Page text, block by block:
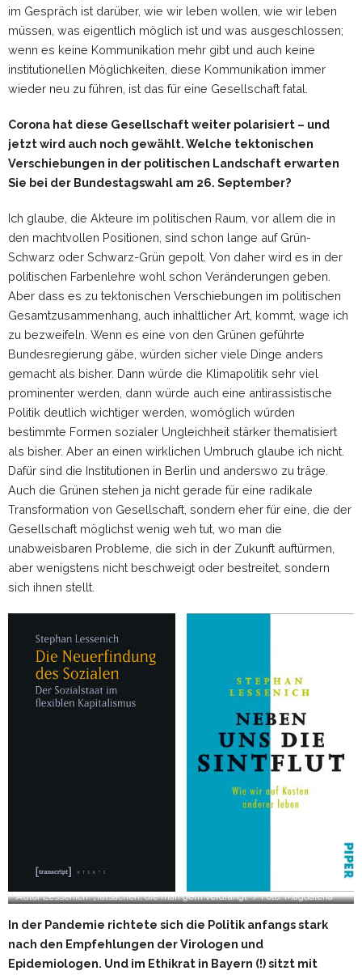
im Gespräch ist darüber, wie wir leben wollen, wie wir leben
müssen, was eigentlich möglich ist und was ausgeschlossen;
wenn es keine Kommunikation mehr gibt und auch keine
institutionellen Möglichkeiten, diese Kommunikation immer
wieder neu zu führen, ist das für eine Gesellschaft fatal.
Corona hat diese Gesellschaft weiter polarisiert – und
jetzt wird auch noch gewählt. Welche tektonischen
Verschiebungen in der politischen Landschaft erwarten
Sie bei der Bundestagswahl am 26. September?
Ich glaube, die Akteure im politischen Raum, vor allem die in
den machtvollen Positionen, sind schon lange auf Grün-
Schwarz oder Schwarz-Grün gepolt. Von daher wird es in der
politischen Farbenlehre wohl schon Veränderungen geben.
Aber dass es zu tektonischen Verschiebungen im politischen
Gesamtzusammenhang, auch inhaltlicher Art, kommt, wage ich
zu bezweifeln. Wenn es eine von den Grünen geführte
Bundesregierung gäbe, würden sicher viele Dinge anders
gemacht als bisher. Dann würde die Klimapolitik sehr viel
prominenter werden, dann würde auch eine antirassistische
Politik deutlich wichtiger werden, womöglich würden
bestimmte Formen sozialer Ungleichheit stärker thematisiert
als bisher. Aber an einen wirklichen Umbruch glaube ich nicht.
Dafür sind die Institutionen in Berlin und anderswo zu träge.
Auch die Grünen stehen ja nicht gerade für eine radikale
Transformation von Gesellschaft, sondern eher für eine, die der
Gesellschaft möglichst wenig weh tut, wo man die
unabweisbaren Probleme, die sich in der Zukunft auftürmen,
aber wenigstens nicht beschweigt oder bestreitet, sondern
sich ihnen stellt.
Autor Lessenich: „Tatsachen, die man gern verdrängt“ / Foto: Magdalena
In der Pandemie richtete sich die Politik anfangs stark
nach den Empfehlungen der Virologen und
Epidemiologen. Und im Ethikrat in Bayern (!) sitzt mit